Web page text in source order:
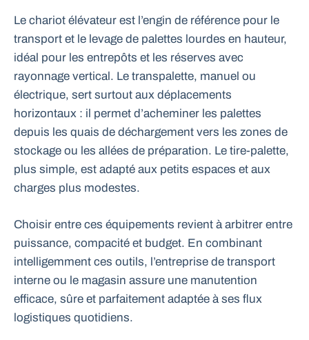
Le chariot élévateur est l’engin de référence pour le
transport et le levage de palettes lourdes en hauteur,
idéal pour les entrepôts et les réserves avec
rayonnage vertical. Le transpalette, manuel ou
électrique, sert surtout aux déplacements
horizontaux : il permet d’acheminer les palettes
depuis les quais de déchargement vers les zones de
stockage ou les allées de préparation. Le tire-palette,
plus simple, est adapté aux petits espaces et aux
charges plus modestes.
Choisir entre ces équipements revient à arbitrer entre
puissance, compacité et budget. En combinant
intelligemment ces outils, l’entreprise de transport
interne ou le magasin assure une manutention
efficace, sûre et parfaitement adaptée à ses flux
logistiques quotidiens.